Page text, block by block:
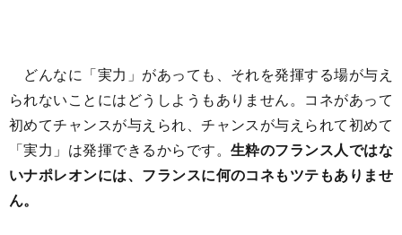
どんなに「実力」があっても、それを発揮する場が与え
られないことにはどうしようもありません。コネがあって
初めてチャンスが与えられ、チャンスが与えられて初めて
「実力」は発揮できるからです。 生粋のフランス人ではな
いナポレオンには、フランスに何のコネもツテもありませ
ん。